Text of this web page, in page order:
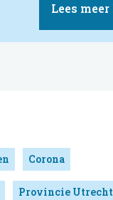
Lees meer
Corona
Provincie Utrecht